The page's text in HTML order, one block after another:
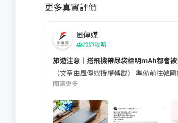
更多真實評價
風傳媒
旅遊攻略
旅遊注意｜搭飛機帶尿袋標明mAh都會
（文章由風傳媒授權轉載） 準備前往
閱讀更多